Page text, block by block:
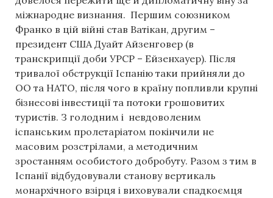
міжнародне визнання. Першим союзником
Франко в цій війні став Ватікан, другим –
президент США Дуайт Айзенговер (в
транскрипції доби УРСР – Ейзенхауер). Після
тривалої обструкції Іспанію таки прийняли до
ОО та НАТО, після чого в країну попливли крупні
бізнесові інвестиції та потоки грошовитих
туристів. З голодним і невдоволеним
іспанським пролетаріатом покінчили не
масовим розстрілами, а методичним
зростанням особистого добробуту. Разом з тим в
Іспанії відбудовували станову вертикаль
монархічного взірця і виховували спадкоємця